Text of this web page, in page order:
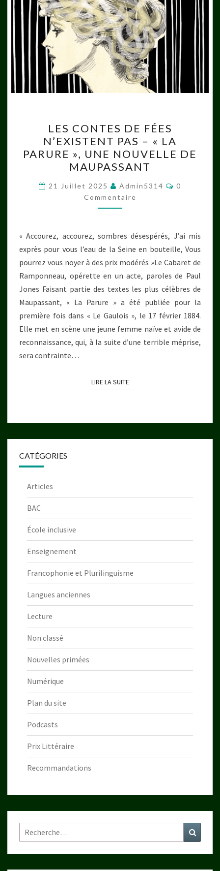
CONTES
DE
FÉES
N’EXISTENT
PAS
–
« LA
UNE
NOUVELLE
DE
MAUPASSANT
LES CONTES DE FÉES
N’EXISTENT PAS – « LA
PARURE », UNE NOUVELLE DE
MAUPASSANT
21 Juillet 2025 Admin5314
0
Commentaire
« Accourez, accourez, sombres désespérés, J’ai mis
exprès pour vous l’eau de la Seine en bouteille, Vous
pourrez vous noyer à des prix modérés »Le Cabaret de
Ramponneau, opérette en un acte, paroles de Paul
Jones Faisant partie des textes les plus célèbres de
Maupassant, « La Parure » a été publiée pour la
première fois dans « Le Gaulois », le 17 février 1884.
Elle met en scène une jeune femme naïve et avide de
reconnaissance, qui, à la suite d’une terrible méprise,
sera contrainte…
LIRE LA SUITELIRE LA SUITE
CATÉGORIES
Articles
BAC
École inclusive
Enseignement
Francophonie et Plurilinguisme
Langues anciennes
Lecture
Non classé
Nouvelles primées
Numérique
Plan du site
Podcasts
Prix Littéraire
Recommandations
Rechercher :